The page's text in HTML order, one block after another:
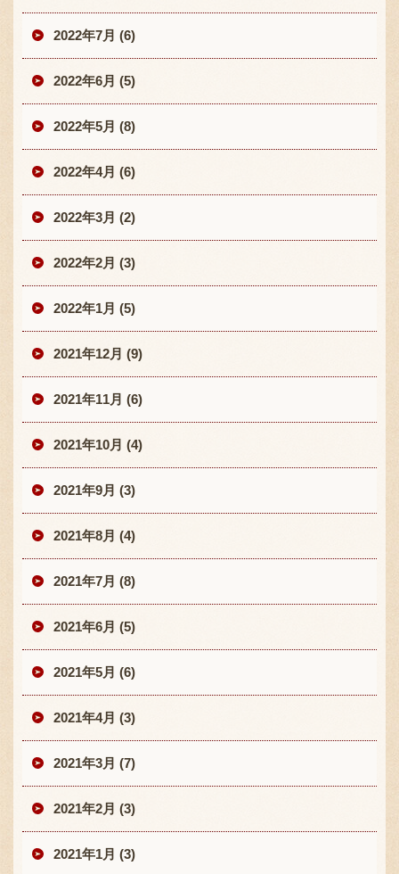
2022年7月 (6)
2022年6月 (5)
2022年5月 (8)
2022年4月 (6)
2022年3月 (2)
2022年2月 (3)
2022年1月 (5)
2021年12月 (9)
2021年11月 (6)
2021年10月 (4)
2021年9月 (3)
2021年8月 (4)
2021年7月 (8)
2021年6月 (5)
2021年5月 (6)
2021年4月 (3)
2021年3月 (7)
2021年2月 (3)
2021年1月 (3)